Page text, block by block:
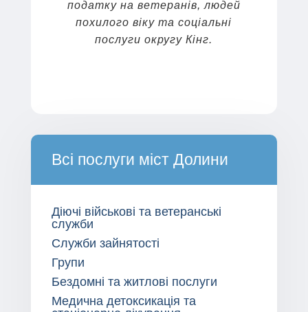
податку на ветеранів, людей
похилого віку та соціальні
послуги округу Кінг.
Всі послуги міст Долини
Діючі військові та ветеранські
служби
Служби зайнятості
Групи
Бездомні та житлові послуги
Медична детоксикація та